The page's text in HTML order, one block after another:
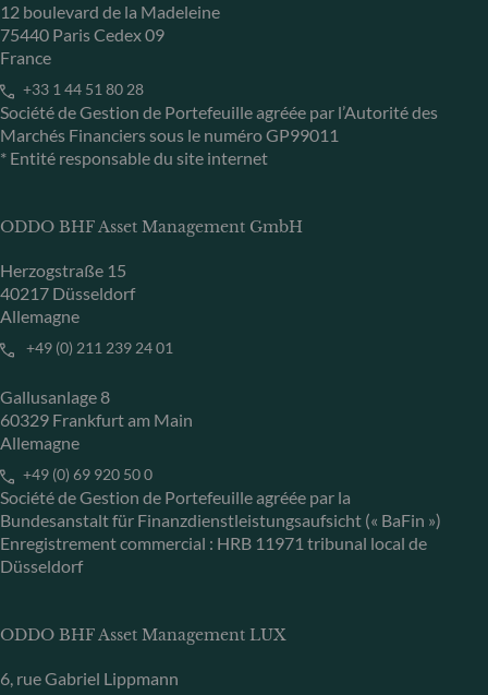
12 boulevard de la Madeleine
75440 Paris Cedex 09
France
+33 1 44 51 80 28
Société de Gestion de Portefeuille agréée par l’Autorité des
Marchés Financiers sous le numéro GP99011
* Entité responsable du site internet
ODDO BHF Asset Management GmbH
Herzogstraße 15
40217 Düsseldorf
Allemagne
+49 (0) 211 239 24 01
Gallusanlage 8
60329 Frankfurt am Main
Allemagne
+49 (0) 69 920 50 0
Société de Gestion de Portefeuille agréée par la
Bundesanstalt für Finanzdienstleistungsaufsicht (« BaFin »)
Enregistrement commercial : HRB 11971 tribunal local de
Düsseldorf
ODDO BHF Asset Management LUX
6, rue Gabriel Lippmann